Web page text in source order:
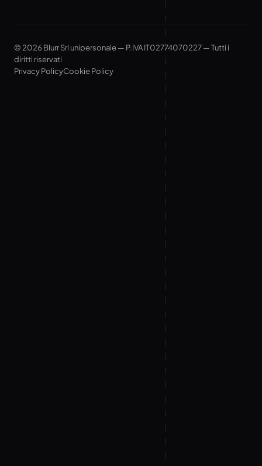
© 2026 Blurr Srl unipersonale — P.IVA IT02774070227 — Tutti i
diritti riservati
Privacy PolicyCookie Policy